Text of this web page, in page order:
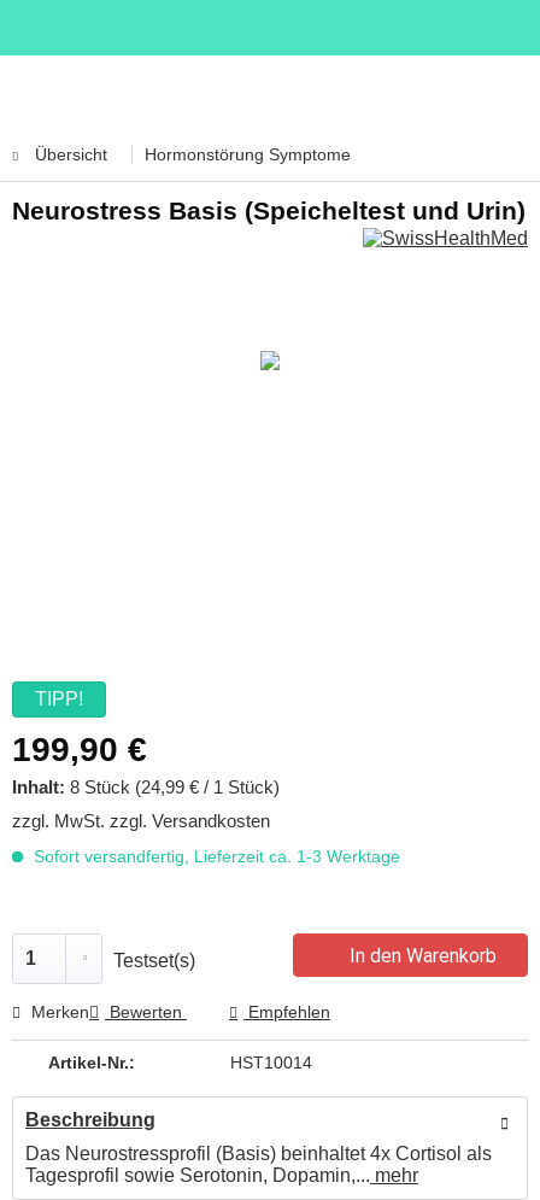
Übersicht Hormonstörung Symptome
Neurostress Basis (Speicheltest und Urin)
TIPP!
199,90 €
Inhalt: 8 Stück (24,99 € / 1 Stück)
zzgl. MwSt. zzgl. Versandkosten
Sofort versandfertig, Lieferzeit ca. 1-3 Werktage
Testset(s) In den Warenkorb
Merken Bewerten Empfehlen
Artikel-Nr.: HST10014
Beschreibung
Das Neurostressprofil (Basis) beinhaltet 4x Cortisol als
Tagesprofil sowie Serotonin, Dopamin,... mehr